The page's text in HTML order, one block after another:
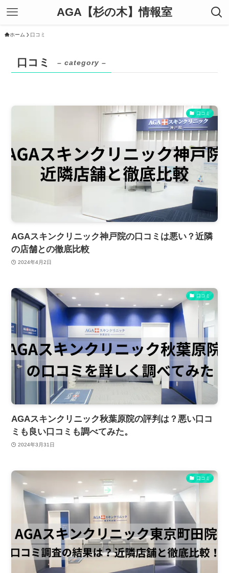
AGA【杉の木】情報室
ホーム 口コミ
口コミ – category –
口コミ
AGAスキンクリニック神戸院の口コミは悪い？近隣
の店舗との徹底比較
2024年4月2日
口コミ
AGAスキンクリニック秋葉原院の評判は？悪い口コ
ミも良い口コミも調べてみた。
2024年3月31日
口コミ